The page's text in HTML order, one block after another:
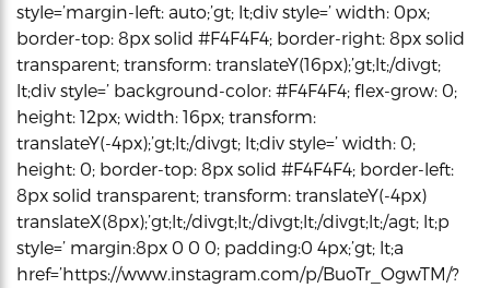
style=’margin-left: auto;’gt; lt;div style=’ width: 0px;
border-top: 8px solid #F4F4F4; border-right: 8px solid
transparent; transform: translateY(16px);’gt;lt;/divgt;
lt;div style=’ background-color: #F4F4F4; flex-grow: 0;
height: 12px; width: 16px; transform:
translateY(-4px);’gt;lt;/divgt; lt;div style=’ width: 0;
height: 0; border-top: 8px solid #F4F4F4; border-left:
8px solid transparent; transform: translateY(-4px)
translateX(8px);’gt;lt;/divgt;lt;/divgt;lt;/divgt;lt;/agt; lt;p
style=’ margin:8px 0 0 0; padding:0 4px;’gt; lt;a
href=’https://www.instagram.com/p/BuoTr_OgwTM/?